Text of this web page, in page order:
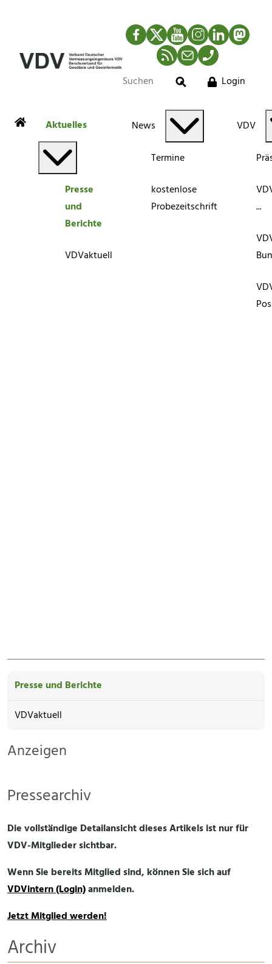
Facebook
TwitterYouTubeInstagram
LinkedIn
RSS-Newsfeed
MailTelefon
Suche
Login
Aktuelles
Presse
und
Berichte
VDVaktuell
News
Termine
kostenlose
Probezeitschrift
VDV
...
Presse und Berichte
VDVaktuell
Anzeigen
Pressearchiv
Die vollständige Detailansicht dieses Artikels ist nur für
VDV-Mitglieder sichtbar.
Wenn Sie bereits Mitglied sind, können Sie sich auf
VDVintern (Login)anmelden.
Jetzt Mitglied werden!
Archiv